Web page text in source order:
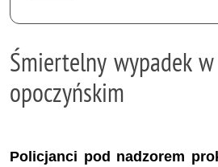
Śmiertelny wypadek
opoczyńskim
Policjanci pod nadzorem